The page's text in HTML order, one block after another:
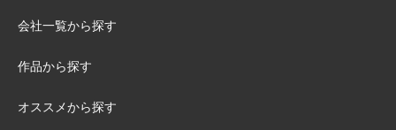
会社一覧から探す
作品から探す
オススメから探す